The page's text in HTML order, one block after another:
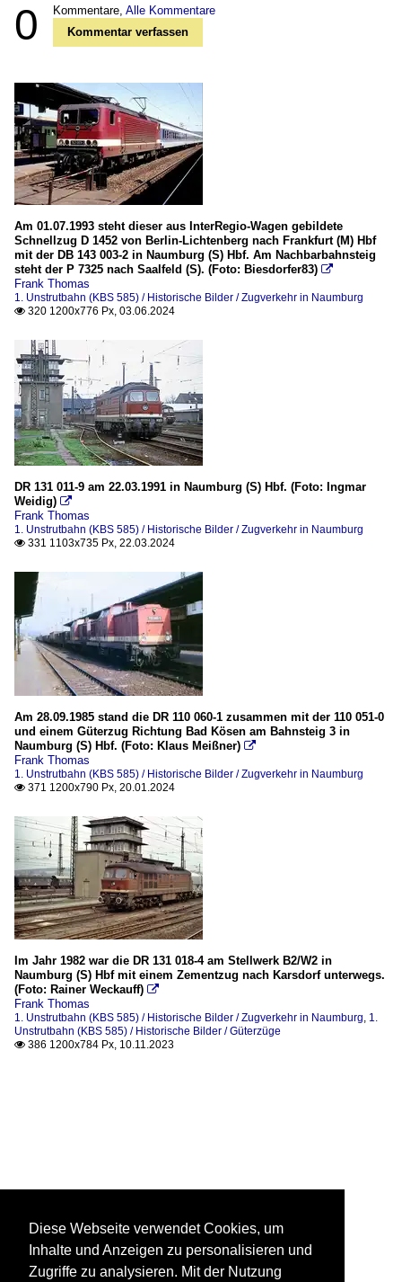
0 Kommentare, Alle Kommentare
Kommentar verfassen
Am 01.07.1993 steht dieser aus InterRegio-Wagen gebildete
Schnellzug D 1452 von Berlin-Lichtenberg nach Frankfurt (M) Hbf
mit der DB 143 003-2 in Naumburg (S) Hbf. Am Nachbarbahnsteig
steht der P 7325 nach Saalfeld (S). (Foto: Biesdorfer83) 
Frank Thomas
1. Unstrutbahn (KBS 585) / Historische Bilder / Zugverkehr in Naumburg
 320 1200x776 Px, 03.06.2024
DR 131 011-9 am 22.03.1991 in Naumburg (S) Hbf. (Foto: Ingmar
Weidig) 
Frank Thomas
1. Unstrutbahn (KBS 585) / Historische Bilder / Zugverkehr in Naumburg
 331 1103x735 Px, 22.03.2024
Am 28.09.1985 stand die DR 110 060-1 zusammen mit der 110 051-0
und einem Güterzug Richtung Bad Kösen am Bahnsteig 3 in
Naumburg (S) Hbf. (Foto: Klaus Meißner) 
Frank Thomas
1. Unstrutbahn (KBS 585) / Historische Bilder / Zugverkehr in Naumburg
 371 1200x790 Px, 20.01.2024
Im Jahr 1982 war die DR 131 018-4 am Stellwerk B2/W2 in
Naumburg (S) Hbf mit einem Zementzug nach Karsdorf unterwegs.
(Foto: Rainer Weckauff) 
Frank Thomas
1. Unstrutbahn (KBS 585) / Historische Bilder / Zugverkehr in Naumburg, 1.
Unstrutbahn (KBS 585) / Historische Bilder / Güterzüge
 386 1200x784 Px, 10.11.2023
Diese Webseite verwendet Cookies, um
Inhalte und Anzeigen zu personalisieren und
Zugriffe zu analysieren. Mit der Nutzung